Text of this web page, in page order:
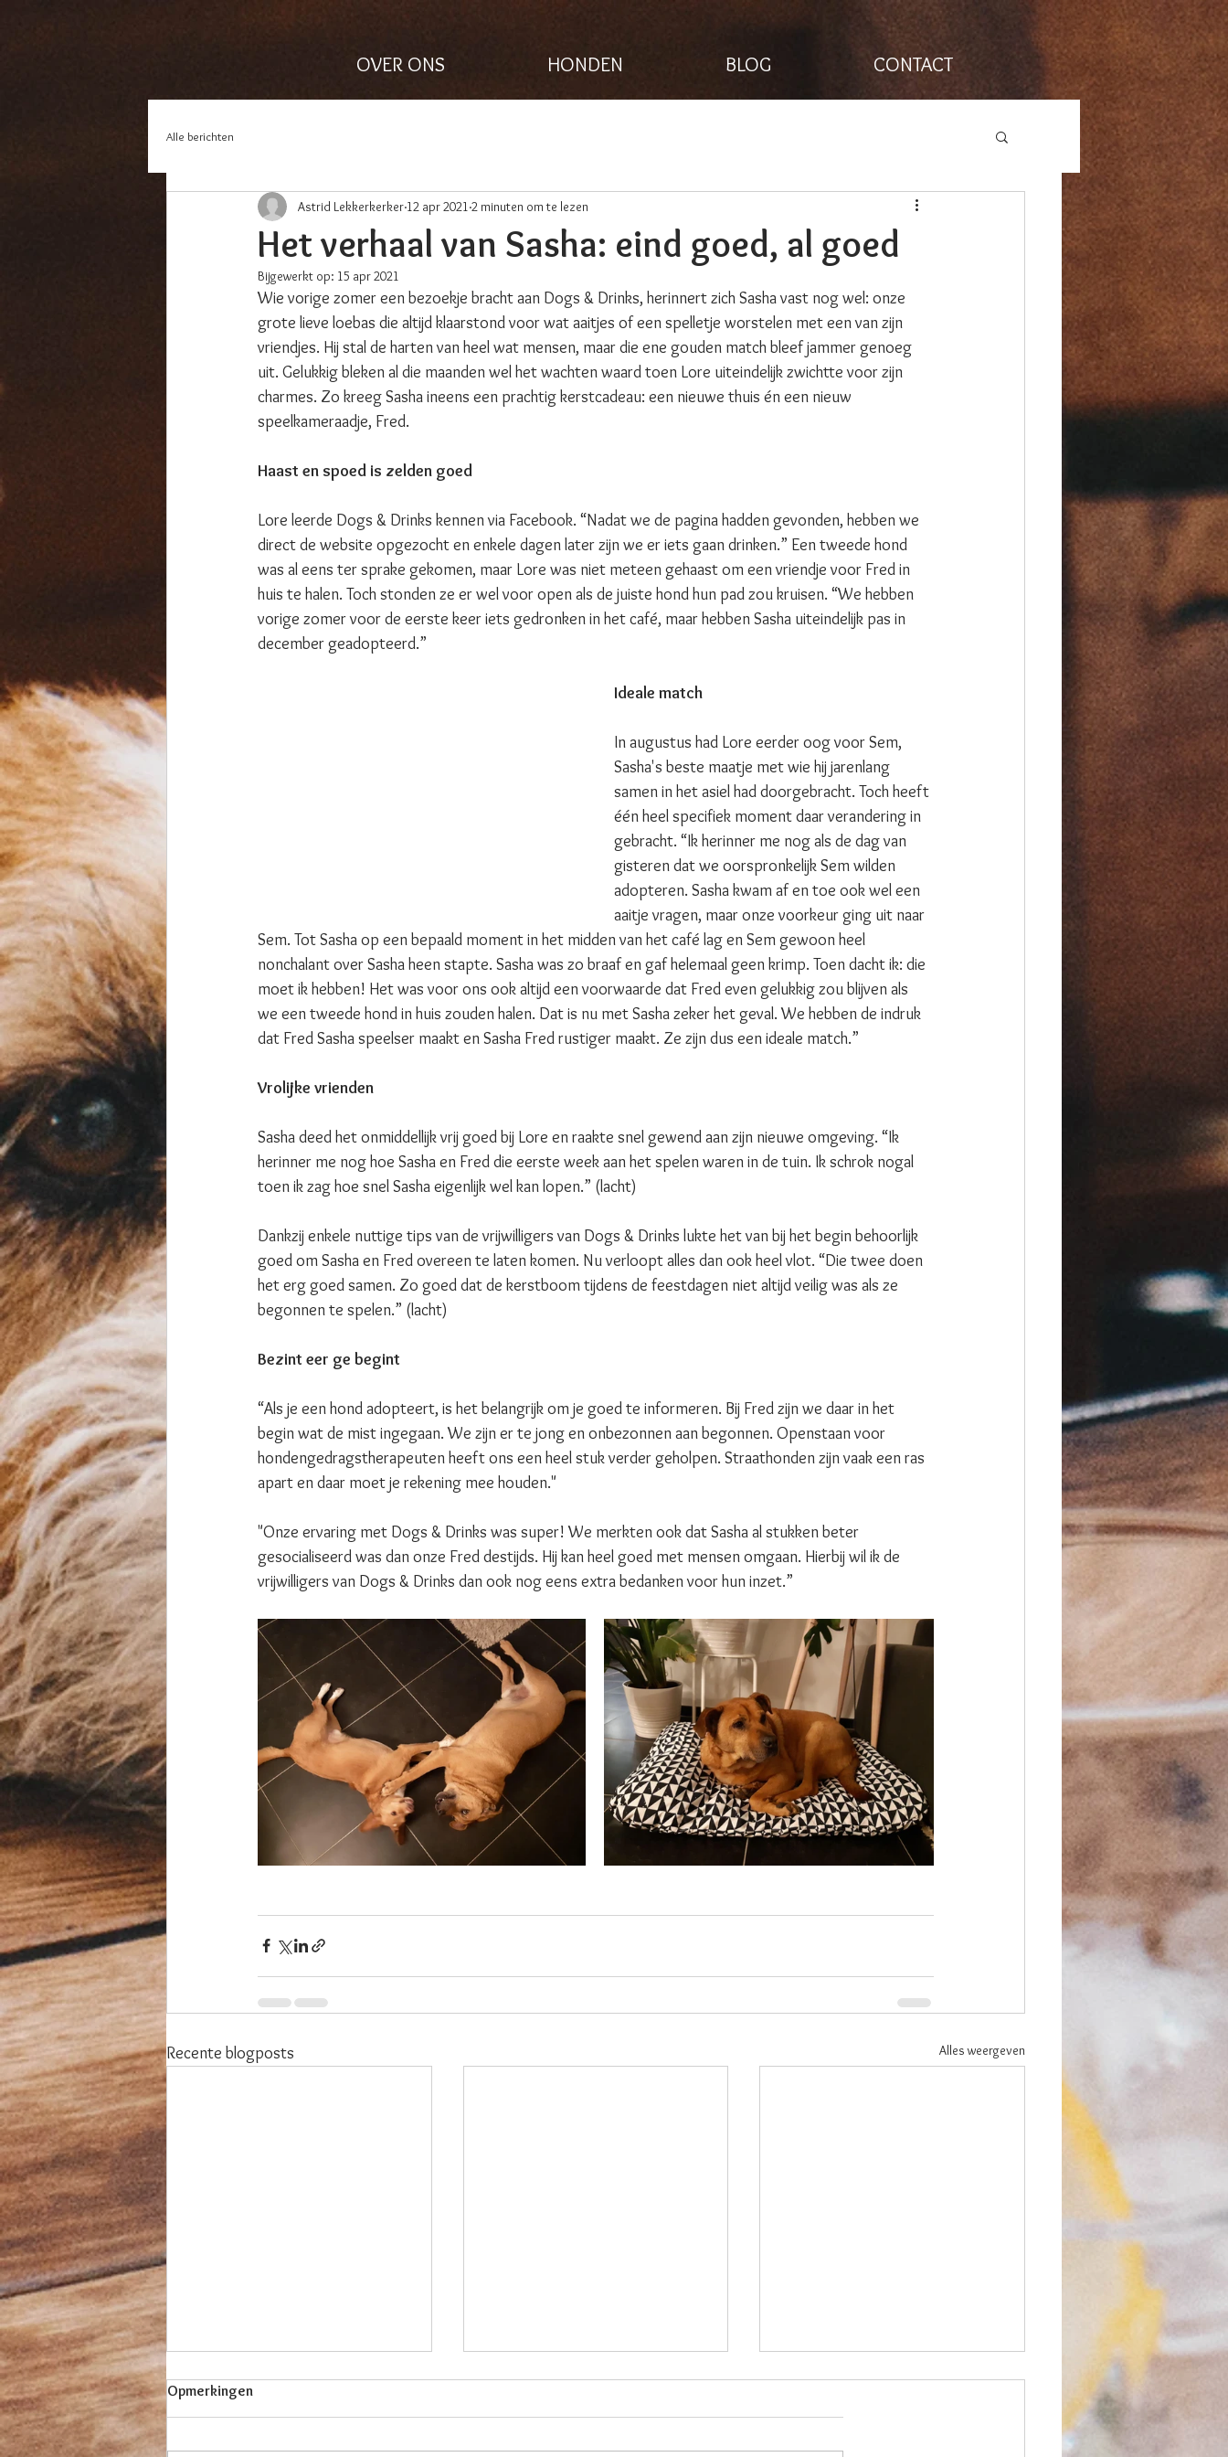
OVER ONS HONDEN BLOG CONTACT
Alle berichten
Het verhaal van Sasha: eind goed, al goed
Astrid Lekkerkerker 12 apr 2021 2 minuten om te lezen
Bijgewerkt op: 15 apr 2021
Wie vorige zomer een bezoekje bracht aan Dogs & Drinks, herinnert zich Sasha vast nog wel: onze
grote lieve loebas die altijd klaarstond voor wat aaitjes of een spelletje worstelen met een van zijn
vriendjes. Hij stal de harten van heel wat mensen, maar die ene gouden match bleef jammer genoeg
uit. Gelukkig bleken al die maanden wel het wachten waard toen Lore uiteindelijk zwichtte voor zijn
charmes. Zo kreeg Sasha ineens een prachtig kerstcadeau: een nieuwe thuis én een nieuw
speelkameraadje, Fred.
Haast en spoed is zelden goed
Lore leerde Dogs & Drinks kennen via Facebook. “Nadat we de pagina hadden gevonden, hebben we
direct de website opgezocht en enkele dagen later zijn we er iets gaan drinken.” Een tweede hond
was al eens ter sprake gekomen, maar Lore was niet meteen gehaast om een vriendje voor Fred in
huis te halen. Toch stonden ze er wel voor open als de juiste hond hun pad zou kruisen. “We hebben
vorige zomer voor de eerste keer iets gedronken in het café, maar hebben Sasha uiteindelijk pas in
december geadopteerd.”
Ideale match
In augustus had Lore eerder oog voor Sem,
Sasha's beste maatje met wie hij jarenlang
samen in het asiel had doorgebracht. Toch heeft
één heel specifiek moment daar verandering in
gebracht. “Ik herinner me nog als de dag van
gisteren dat we oorspronkelijk Sem wilden
adopteren. Sasha kwam af en toe ook wel een
aaitje vragen, maar onze voorkeur ging uit naar
Sem. Tot Sasha op een bepaald moment in het midden van het café lag en Sem gewoon heel
nonchalant over Sasha heen stapte. Sasha was zo braaf en gaf helemaal geen krimp. Toen dacht ik: die
moet ik hebben! Het was voor ons ook altijd een voorwaarde dat Fred even gelukkig zou blijven als
we een tweede hond in huis zouden halen. Dat is nu met Sasha zeker het geval. We hebben de indruk
dat Fred Sasha speelser maakt en Sasha Fred rustiger maakt. Ze zijn dus een ideale match.”
Vrolijke vrienden
Sasha deed het onmiddellijk vrij goed bij Lore en raakte snel gewend aan zijn nieuwe omgeving. “Ik
herinner me nog hoe Sasha en Fred die eerste week aan het spelen waren in de tuin. Ik schrok nogal
toen ik zag hoe snel Sasha eigenlijk wel kan lopen.” (lacht)
Dankzij enkele nuttige tips van de vrijwilligers van Dogs & Drinks lukte het van bij het begin behoorlijk
goed om Sasha en Fred overeen te laten komen. Nu verloopt alles dan ook heel vlot. “Die twee doen
het erg goed samen. Zo goed dat de kerstboom tijdens de feestdagen niet altijd veilig was als ze
begonnen te spelen.” (lacht)
Bezint eer ge begint
“Als je een hond adopteert, is het belangrijk om je goed te informeren. Bij Fred zijn we daar in het
begin wat de mist ingegaan. We zijn er te jong en onbezonnen aan begonnen. Openstaan voor
hondengedragstherapeuten heeft ons een heel stuk verder geholpen. Straathonden zijn vaak een ras
apart en daar moet je rekening mee houden."
"Onze ervaring met Dogs & Drinks was super! We merkten ook dat Sasha al stukken beter
gesocialiseerd was dan onze Fred destijds. Hij kan heel goed met mensen omgaan. Hierbij wil ik de
vrijwilligers van Dogs & Drinks dan ook nog eens extra bedanken voor hun inzet.”
Recente blogposts Alles weergeven
Opmerkingen